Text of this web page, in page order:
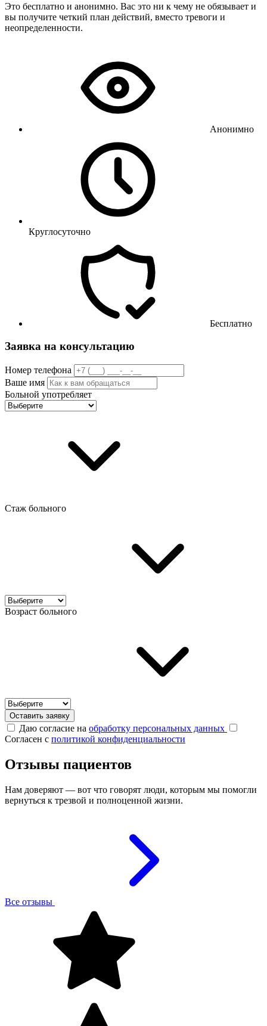
Это бесплатно и анонимно. Вас это ни к чему не обязывает и
вы получите четкий план действий, вместо тревоги и
неопределенности.
Анонимно
Круглосуточно
Бесплатно
Заявка на консультацию
Номер телефона
Ваше имя
Больной употребляет
Стаж больного
Возраст больного
Оставить заявку
Даю согласие на обработку персональных данных
Согласен с политикой конфиденциальности
Отзывы пациентов
Нам доверяют — вот что говорят люди, которым мы помогли
вернуться к трезвой и полноценной жизни.
Все отзывы